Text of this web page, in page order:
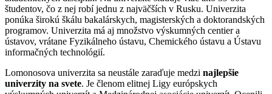
študentov, čo z nej robí jednu z najväčších v Rusku. Univerzita
ponúka širokú škálu bakalárskych, magisterských a doktorandských
programov. Univerzita má aj množstvo výskumných centier a
ústavov, vrátane Fyzikálneho ústavu, Chemického ústavu a Ústavu
informačných technológií.
Lomonosova univerzita sa neustále zaraďuje medzi najlepšie
univerzity na svete. Je členom elitnej Ligy európskych